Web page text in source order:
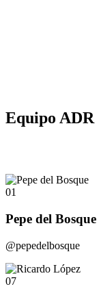
Equipo ADR
01
Pepe del Bosque
@pepedelbosque
07